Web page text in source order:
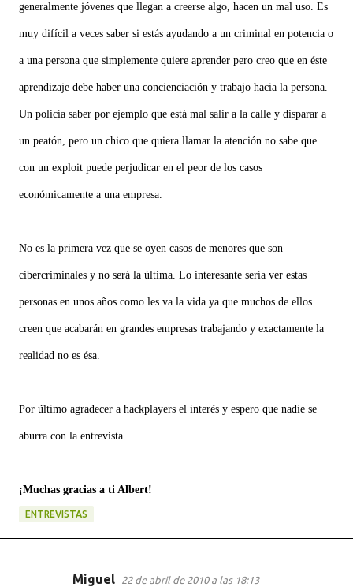
generalmente jóvenes que llegan a creerse algo, hacen un mal uso. Es
muy difícil a veces saber si estás ayudando a un criminal en potencia o
a una persona que simplemente quiere aprender pero creo que en éste
aprendizaje debe haber una concienciación y trabajo hacia la persona.
Un policía saber por ejemplo que está mal salir a la calle y disparar a
un peatón, pero un chico que quiera llamar la atención no sabe que
con un exploit puede perjudicar en el peor de los casos
económicamente a una empresa.
No es la primera vez que se oyen casos de menores que son
cibercriminales y no será la última. Lo interesante sería ver estas
personas en unos años como les va la vida ya que muchos de ellos
creen que acabarán en grandes empresas trabajando y exactamente la
realidad no es ésa.
Por último agradecer a hackplayers el interés y espero que nadie se
aburra con la entrevista.
¡Muchas gracias a ti Albert!
ENTREVISTAS
Miguel 22 de abril de 2010 a las 18:13